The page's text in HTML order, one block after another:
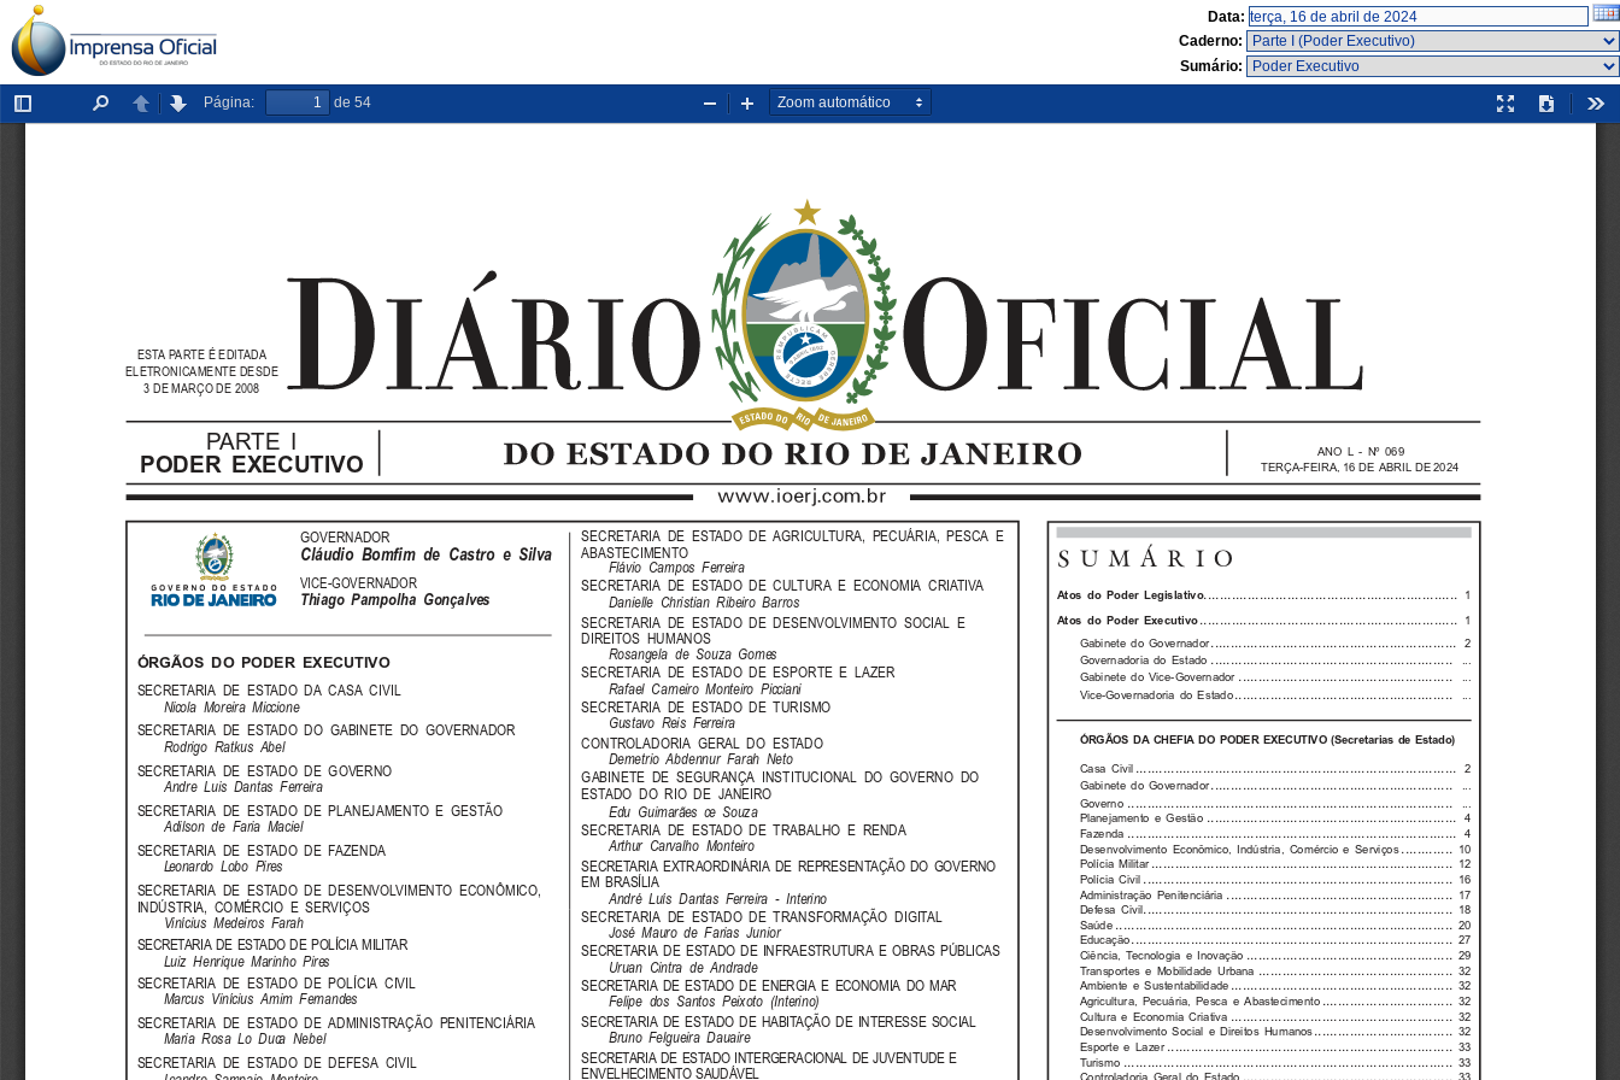
Data:
Caderno:
Sumário:
Exibir/ocultar
painel
LocalizarAnteriorPróxima
Página: de 54
Modo
de
Download
Diminuir
zoom
Aumentar
zoom
ESTA PARTE É EDITADA
ELETRONICAMENTE DESDE
3 DE MARÇO DE 2008
ANO  L  -  Nº  069
TERÇA-FEIRA, 16 DE ABRIL DE 2024
PARTE  I
PODER  EXECUTIVO
ÓRGÃOS  DO  PODER  EXECUTIVO
SECRETARIA  DE  ESTADO  DA  CASA  CIVIL
Nicola  Moreira  Miccione
SECRETARIA  DE  ESTADO  DO  GABINETE  DO  GOVERNADOR
Rodrigo  Ratkus  Abel
SECRETARIA  DE  ESTADO  DE  GOVERNO
Andre  Luis  Dantas  Ferreira
SECRETARIA  DE  ESTADO  DE  PLANEJAMENTO  E  GESTÃO
Adilson  de  Faria  Maciel
SECRETARIA  DE  ESTADO  DE  FAZENDA
Leonardo  Lobo  Pires
SECRETARIA  DE  ESTADO  DE  DESENVOLVIMENTO  ECONÔMICO,
INDÚSTRIA,  COMÉRCIO  E  SERVIÇOS
Vinícius  Medeiros  Farah
SECRETARIA DE ESTADO DE POLÍCIA MILITAR
Luiz  Henrique  Marinho  Pires
SECRETARIA  DE  ESTADO  DE  POLÍCIA  CIVIL
Marcus  Vinícius  Amim  Fernandes
SECRETARIA  DE  ESTADO  DE  ADMINISTRAÇÃO  PENITENCIÁRIA
Maria  Rosa  Lo  Duca  Nebel
SECRETARIA  DE  ESTADO  DE  DEFESA  CIVIL
GOVERNADOR
Cláudio  Bomfim  de  Castro  e  Silva
VICE-GOVERNADOR
Thiago  Pampolha  Gonçalves
SECRETARIA  DE  ESTADO  DE  AGRICULTURA,  PECUÁRIA,  PESCA  E
ABASTECIMENTO
Flávio  Campos  Ferreira
SECRETARIA  DE  ESTADO  DE  CULTURA  E  ECONOMIA  CRIATIVA
Danielle  Christian  Ribeiro  Barros
SECRETARIA  DE  ESTADO  DE  DESENVOLVIMENTO  SOCIAL  E
DIREITOS  HUMANOS
Rosangela  de  Souza  Gomes
SECRETARIA  DE  ESTADO  DE  ESPORTE  E  LAZER
Rafael  Carneiro  Monteiro  Picciani
SECRETARIA  DE  ESTADO  DE  TURISMO
Gustavo  Reis  Ferreira
CONTROLADORIA  GERAL  DO  ESTADO
Demetrio  Abdennur  Farah  Neto
GABINETE  DE  SEGURANÇA  INSTITUCIONAL  DO  GOVERNO  DO
ESTADO  DO  RIO  DE  JANEIRO
Edu  Guimarães  ce  Souza
SECRETARIA  DE  ESTADO  DE  TRABALHO  E  RENDA
Arthur  Carvalho  Monteiro
SECRETARIA  EXTRAORDINÁRIA  DE  REPRESENTAÇÃO  DO  GOVERNO
EM  BRASÍLIA
André  Luís  Dantas  Ferreira  -  Interino
SECRETARIA  DE  ESTADO  DE  TRANSFORMAÇÃO  DIGITAL
José  Mauro  de  Farias  Junior
SECRETARIA  DE  ESTADO  DE  INFRAESTRUTURA  E  OBRAS  PÚBLICAS
Uruan  Cintra  de  Andrade
SECRETARIA  DE  ESTADO  DE  ENERGIA  E  ECONOMIA  DO  MAR
Felipe  dos  Santos  Peixoto  (Interino)
SECRETARIA  DE  ESTADO  DE  HABITAÇÃO  DE  INTERESSE  SOCIAL
Bruno  Felgueira  Dauaire
SECRETARIA DE ESTADO INTERGERACIONAL DE JUVENTUDE E
ENVELHECIMENTO SAUDÁVEL
SUMÁRIO
Atos  do  Poder  Legislativo................................................................
1
Atos  do  Poder  Executivo .................................................................
1
Gabinete  do  Governador..............................................................
2
Governadoria  do  Estado .............................................................
...
Gabinete  do  Vice-Governador ......................................................
...
Vice-Governadoria  do  Estado ....................................................... ...
ÓRGÃOS  DA  CHEFIA  DO  PODER  EXECUTIVO  (Secretarias  de  Estado)
Casa  Civil .................................................................................
2
Gabinete  do  Governador.............................................................
...
Governo ..................................................................................
...
Planejamento  e  Gestão ...............................................................
4
Fazenda ...................................................................................
4
Desenvolvimento  Econômico,  Indústria,  Comércio  e  Serviços ............. 10
Polícia  Militar ............................................................................ 12
Polícia  Civil .............................................................................. 16
Administração  Penitenciária ......................................................... 17
Defesa  Civil.............................................................................. 18
Saúde ..................................................................................... 20
Educação ................................................................................. 27
Ciência,  Tecnologia  e  Inovação .................................................... 29
Transportes  e  Mobilidade  Urbana ................................................. 32
Ambiente  e  Sustentabilidade ........................................................ 32
Agricultura,  Pecuária,  Pesca  e  Abastecimento ................................. 32
Cultura  e  Economia  Criativa ........................................................ 32
Desenvolvimento  Social  e  Direitos  Humanos ................................... 32
Esporte  e  Lazer ........................................................................ 33
Turismo ................................................................................... 33